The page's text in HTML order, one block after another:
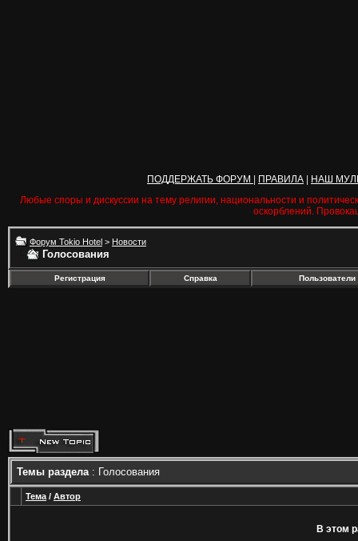
ПОДДЕРЖАТЬ ФОРУМ ПРАВИЛА
НАШ
Любые споры и дискуссии на тему религии, национальности и
оскорблений.
Форум Tokio Hotel > Новости
Голосования
Регистрация Справка Пользователи
Темы раздела: Голосования
Тема / Автор
В этом